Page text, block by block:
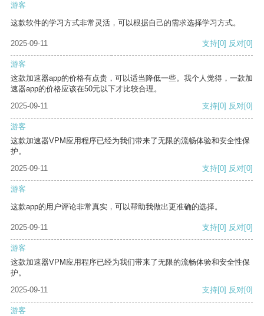
游客
这款软件的学习方式非常灵活，可以根据自己的需求选择学习方式。
2025-09-11 支持[0] 反对[0]
游客
这款加速器app的价格有点贵，可以适当降低一些。我个人觉得，一款加
速器app的价格应该在50元以下才比较合理。
2025-09-11
支持[0] 反对[0]
游客
这款加速器VPM应用程序已经为我们带来了无限的流畅体验和安全性保
护。
2025-09-11
支持[0] 反对[0]
游客
这款app的用户评论非常真实，可以帮助我做出更准确的选择。
2025-09-11 支持[0] 反对[0]
游客
这款加速器VPM应用程序已经为我们带来了无限的流畅体验和安全性保
护。
2025-09-11
支持[0] 反对[0]
游客